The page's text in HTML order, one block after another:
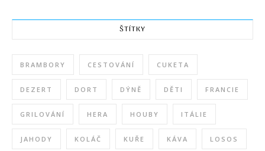
ŠTÍTKY
BRAMBORY CESTOVÁNÍ CUKETA
DEZERT DORT DÝNĚ DĚTI FRANCIE
GRILOVÁNÍ HERA HOUBY ITÁLIE
JAHODY KOLÁČ KUŘE KÁVA LOSOS